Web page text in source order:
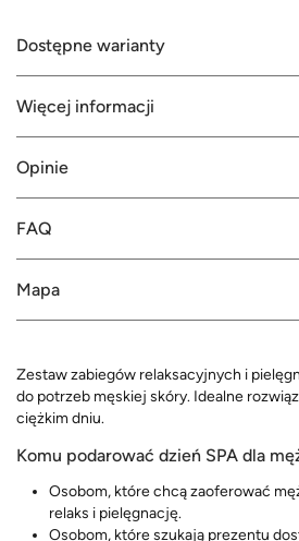
Dostępne warianty
Więcej informacji
Opinie
FAQ
Mapa
Zestaw zabiegów relaksacyjnych i
do potrzeb męskiej skóry. Idealne
ciężkim dniu.
Komu podarować dzień SPA dla
Osobom, które chcą zaoferować
relaks i pielęgnację.
Osobom, które szukają prezentu